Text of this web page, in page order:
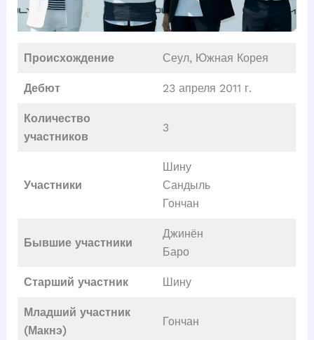
Происхождение Сеул, Южная Корея
Дебют 23 апреля 2011 г.
Количество
участников
3
Участники
Шину
Сандыль
Гончан
Бывшие участники
Джинён
Баро
Старший участник Шину
Младший участник
(Макнэ)
Гончан